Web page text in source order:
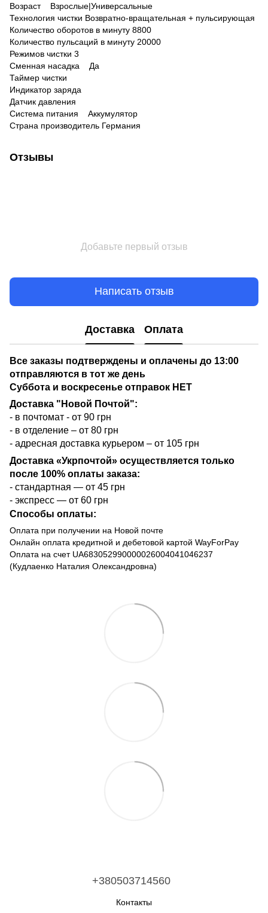
Возраст Взрослые|Универсальные
Технология чистки Возвратно-вращательная + пульсирующая
Количество оборотов в минуту 8800
Количество пульсаций в минуту 20000
Режимов чистки 3
Сменная насадка Да
Таймер чистки
Индикатор заряда
Датчик давления
Система питания Аккумулятор
Страна производитель Германия
Отзывы
Добавьте первый отзыв
Написать отзыв
Доставка Оплата
Все заказы подтверждены и оплачены до 13:00
отправляются в тот же день
Суббота и воскресенье отправок НЕТ
Доставка "Новой Почтой":
- в почтомат - от 90 грн
- в отделение – от 80 грн
- адресная доставка курьером – от 105 грн
Доставка «Укрпочтой» осуществляется только
после 100% оплаты заказа:
- стандартная — от 45 грн
- экспресс — от 60 грн
Способы оплаты:
Оплата при получении на Новой почте
Онлайн оплата кредитной и дебетовой картой WayForPay
Оплата на счет UA683052990000026004041046237
(Кудлаенко Наталия Олександровна)
+380503714560
Контакты